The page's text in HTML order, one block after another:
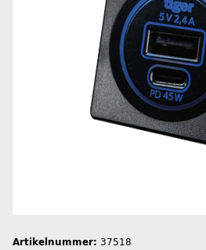
Artikelnummer: 37518